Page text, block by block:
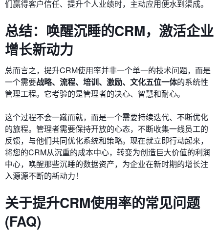
们赢得客户信任、提升个人业绩时，主动应用便水到渠成。
总结：唤醒沉睡的CRM，激活企业
增长新动力
总而言之，提升CRM使用率并非一个单一的技术问题，而是
一个需要战略、流程、培训、激励、文化五位一体的系统性
管理工程。它考验的是管理者的决心、智慧和耐心。
这个过程不会一蹴而就，而是一个需要持续迭代、不断优化
的旅程。管理者需要保持开放的心态，不断收集一线员工的
反馈，与他们共同优化系统和策略。现在就立即行动起来，
将您的CRM从沉重的成本中心，转变为创造巨大价值的利润
中心，唤醒那些沉睡的数据资产，为企业在新时期的增长注
入源源不断的新动力！
关于提升CRM使用率的常见问题
(FAQ)